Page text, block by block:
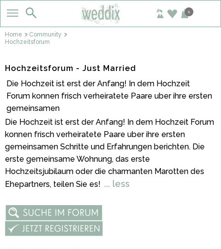
0
Home
Community
Hochzeitsforum
Hochzeitsforum - Just Married
Die Hochzeit ist erst der Anfang! In dem Hochzeit
Forum konnen frisch verheiratete Paare uber ihre ersten
gemeinsamen
Die Hochzeit ist erst der Anfang! In dem Hochzeit Forum
konnen frisch verheiratete Paare uber ihre ersten
gemeinsamen Schritte und Erfahrungen berichten. Die
erste gemeinsame Wohnung, das erste
Hochzeitsjubilaum oder die charmanten Marotten des
Ehepartners, teilen Sie es! ... less